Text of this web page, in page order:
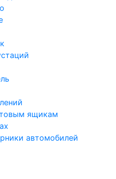
ящикам
автомобилей